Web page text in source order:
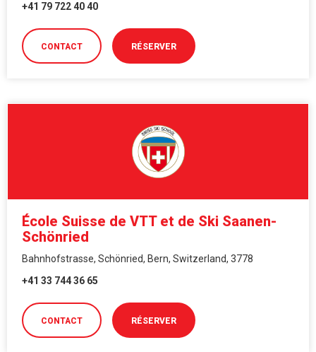
+41 79 722 40 40
CONTACT RÉSERVER
École Suisse de VTT et de Ski Saanen-
Schönried
Bahnhofstrasse, Schönried, Bern, Switzerland, 3778
+41 33 744 36 65
CONTACT RÉSERVER